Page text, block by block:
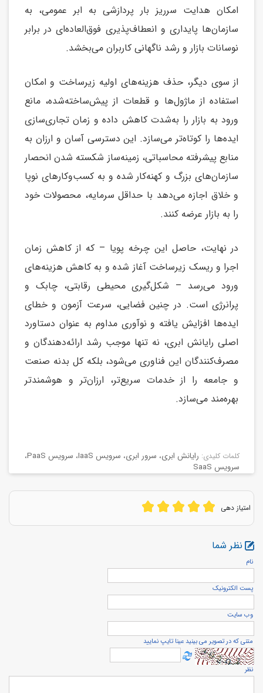
امکان هدایت سرریز بار پردازشی به ابر عمومی، به
سازمان‌ها پایداری و انعطاف‌پذیری فوق‌العاده‌ای در برابر
نوسانات بازار و رشد ناگهانی کاربران می‌بخشد.
از سوی دیگر، حذف هزینه‌های اولیه زیرساخت و امکان
استفاده از ماژول‌ها و قطعات از پیش‌ساخته‌شده، مانع
ورود به بازار را به‌شدت کاهش داده و زمان تجاری‌سازی
ایده‌ها را کوتاه‌تر می‌سازد. این دسترسی آسان و ارزان به
منابع پیشرفته محاسباتی، زمینه‌ساز شکسته شدن انحصار
سازمان‌های بزرگ و کهنه‌کار شده و به کسب‌وکارهای نوپا
و خلاق اجازه می‌دهد با حداقل سرمایه، محصولات خود
را به بازار عرضه کنند.
در نهایت، حاصل این چرخه پویا – که از کاهش زمان
اجرا و ریسک زیرساخت آغاز شده و به کاهش هزینه‌های
ورود می‌رسد – شکل‌گیری محیطی رقابتی، چابک و
پرانرژی است. در چنین فضایی، سرعت آزمون و خطای
ایده‌ها افزایش یافته و نوآوری مداوم به عنوان دستاورد
اصلی رایانش ابری، نه تنها موجب رشد ارائه‌دهندگان و
مصرف‌کنندگان این فناوری می‌شود، بلکه کل بدنه صنعت
و جامعه را از خدمات سریع‌تر، ارزان‌تر و هوشمندتر
بهره‌مند می‌سازد.
كلمات كليدی: رایانش ابری، سرور ابری، سرویس IaaS ، سرویس PaaS
،
سرویس SaaS
امتیاز دهی
نظر شما
نام
پست الكترونيک
وب سایت
متنی که در تصویر می بینید عینا تایپ نمایید
نظر